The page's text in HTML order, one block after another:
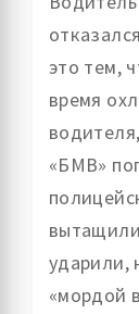
это тем,
время
«БМВ»
ударили,
«мордой